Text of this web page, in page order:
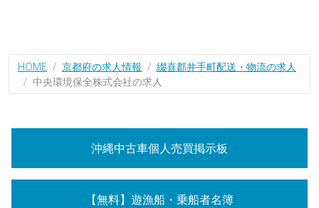
HOME 京都府の求人情報
綴喜郡井手町配送・物流の求人
中央環境保全株式会社の求人
沖縄中古車個人売買掲示板
【無料】遊漁船・乗船者名簿